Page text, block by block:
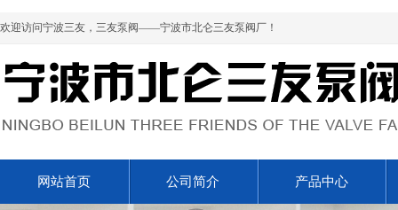
欢迎访问宁波三友，三友泵阀——宁波市北仑三友泵阀厂！
网站首页 公司简介 产品中心